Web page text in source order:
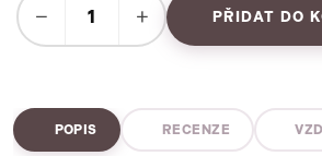
− + PŘIDAT DO
POPIS RECENZE